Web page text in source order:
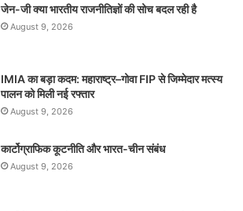
जेन-जी क्या भारतीय राजनीतिज्ञों की सोच बदल रही है
August 9, 2026
IMIA का बड़ा कदम: महाराष्ट्र–गोवा FIP से जिम्मेदार मत्स्य
पालन को मिली नई रफ्तार
August 9, 2026
कार्टोग्राफिक कूटनीति और भारत-चीन संबंध
August 9, 2026